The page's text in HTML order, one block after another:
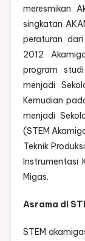
meresmikan
singkatan
peraturan
2012
program
menjadi
Kemudian
menjadi
(STEM
Teknik
Instrumentasi
Migas.
Asrama di
STEM